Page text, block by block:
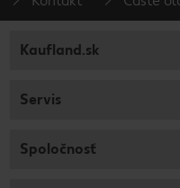
Kaufland.sk
Servis
Spoločnosť